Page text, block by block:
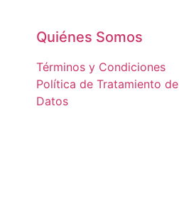
Quiénes Somos
Términos y Condiciones
Política de Tratamiento de
Datos